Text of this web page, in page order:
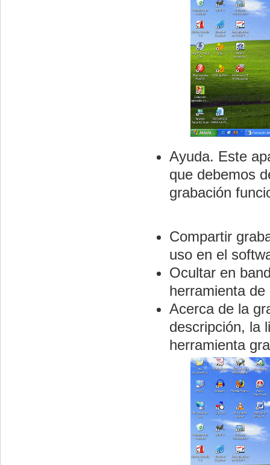
Ayuda. Este
que debemos
grabación
Compartir
uso en el
Ocultar en
herramienta de
Acerca de la
descripción, la
herramienta